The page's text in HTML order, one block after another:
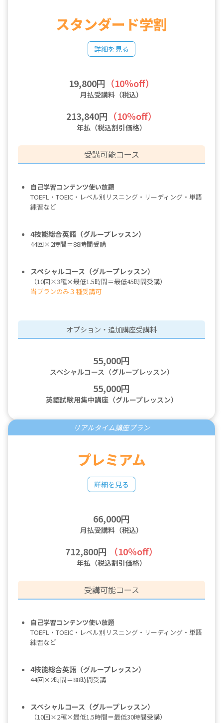
スタンダード学割
詳細を見る
19,800円 （10％off）
月払受講料（税込）
213,840円 （10％off）
年払（税込割引価格）
受講可能コース
自己学習コンテンツ使い放題
TOEFL・TOEIC・レベル別リスニング・リーディング・単語
練習など
4技能総合英語（グループレッスン）
44回×2時間＝88時間受講
スペシャルコース（グループレッスン）
（10回×3種×最低1.5時間＝最低45時間受講）
当プランのみ３種受講可
オプション・追加講座受講料
55,000円
スペシャルコース（グループレッスン）
55,000円
英語試験用集中講座（グループレッスン）
リアルタイム講座プラン
プレミアム
詳細を見る
66,000円
月払受講料（税込）
712,800円 （10％off）
年払（税込割引価格）
受講可能コース
自己学習コンテンツ使い放題
TOEFL・TOEIC・レベル別リスニング・リーディング・単語
練習など
4技能総合英語（グループレッスン）
44回×2時間＝88時間受講
スペシャルコース（グループレッスン）
（10回×2種×最低1.5時間＝最低30時間受講）